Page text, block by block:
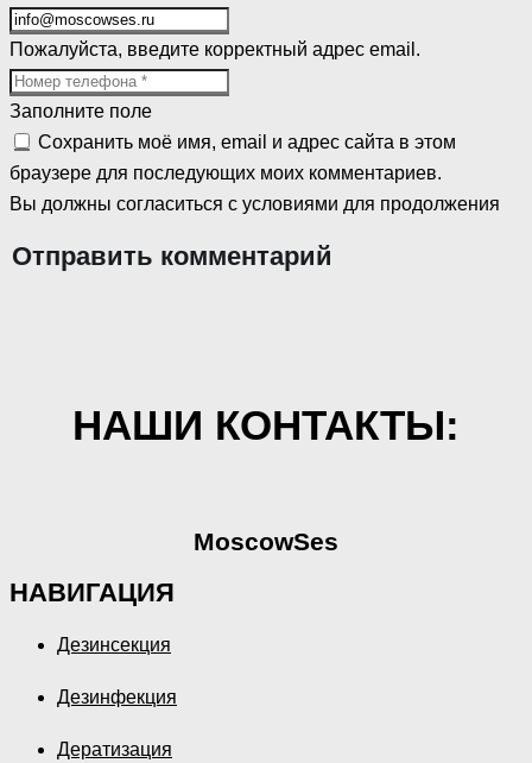
Пожалуйста, введите корректный адрес email.
Заполните поле
Сохранить моё имя, email и адрес сайта в этом
браузере для последующих моих комментариев.
Вы должны согласиться с условиями для продолжения
Отправить комментарий
НАШИ КОНТАКТЫ:
MoscowSes
НАВИГАЦИЯ
Дезинсекция
Дезинфекция
Дератизация